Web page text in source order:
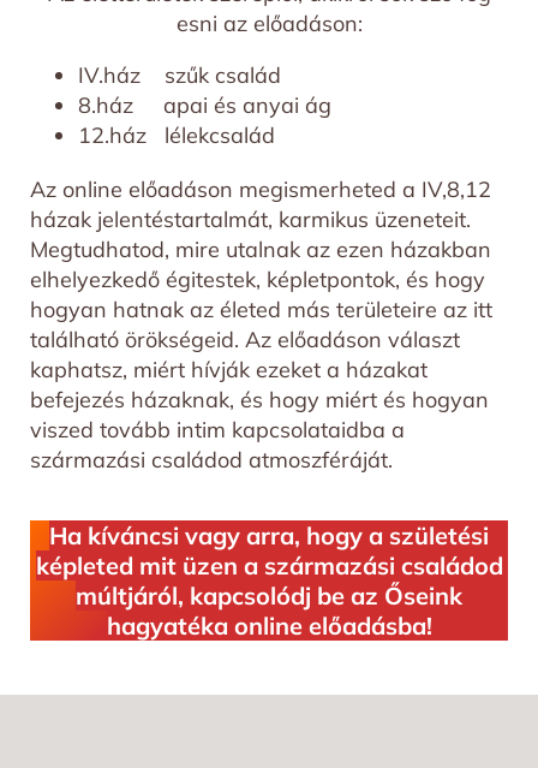
esni az előadáson:
IV.ház szűk család
8.ház apai és anyai ág
12.ház lélekcsalád
Az online előadáson megismerheted a IV,8,12
házak jelentéstartalmát, karmikus üzeneteit.
Megtudhatod, mire utalnak az ezen házakban
elhelyezkedő égitestek, képletpontok, és hogy
hogyan hatnak az életed más területeire az itt
található örökségeid. Az előadáson választ
kaphatsz, miért hívják ezeket a házakat
befejezés házaknak, és hogy miért és hogyan
viszed tovább intim kapcsolataidba a
származási családod atmoszféráját.
Ha kíváncsi vagy arra, hogy a születési
képleted mit üzen a származási családod
múltjáról, kapcsolódj be az Őseink
hagyatéka online előadásba!